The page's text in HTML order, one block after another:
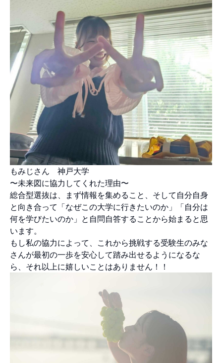
もみじさん 神戸大学
〜未来図に協力してくれた理由〜
総合型選抜は、まず情報を集めること、そして自分自身
と向き合って「なぜこの大学に行きたいのか」「自分は
何を学びたいのか」と自問自答することから始まると思
います。
もし私の協力によって、これから挑戦する受験生のみな
さんが最初の一歩を安心して踏み出せるようになるな
ら、それ以上に嬉しいことはありません！！